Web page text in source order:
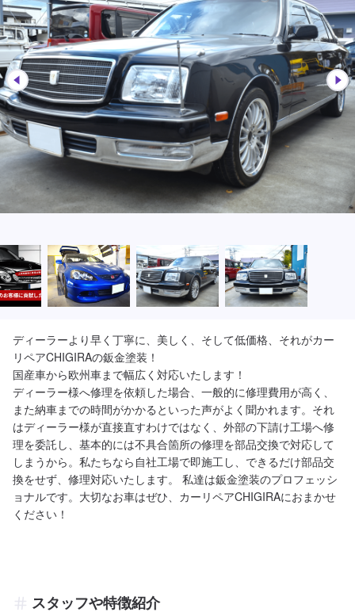
ディーラーより早く丁寧に、美しく、そして低価格、それがカー
リペアCHIGIRAの鈑金塗装！
国産車から欧州車まで幅広く対応いたします！
ディーラー様へ修理を依頼した場合、一般的に修理費用が高く、
また納車までの時間がかかるといった声がよく聞かれます。それ
はディーラー様が直接直すわけではなく、外部の下請け工場へ修
理を委託し、基本的には不具合箇所の修理を部品交換で対応して
しまうから。私たちなら自社工場で即施工し、できるだけ部品交
換をせず、修理対応いたします。 私達は鈑金塗装のプロフェッシ
ョナルです。大切なお車はぜひ、カーリペアCHIGIRAにおまかせ
ください！
スタッフや特徴紹介